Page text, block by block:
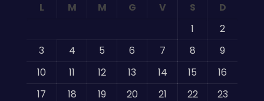
L M M G V S
D
1
2
3
4 5 6 7 8
9
10
11 12 13 14 15
16
17
18 19 20 21 22 23